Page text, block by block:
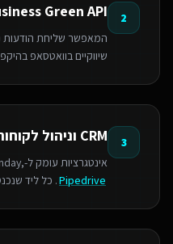
2
Green API
המאפשר שליחת הודעות
שיווקיים בוואטסאפ
3 CRM וניהול לקוחות
אינטגרציות עומק ל-
Pipedrive. כל ליד